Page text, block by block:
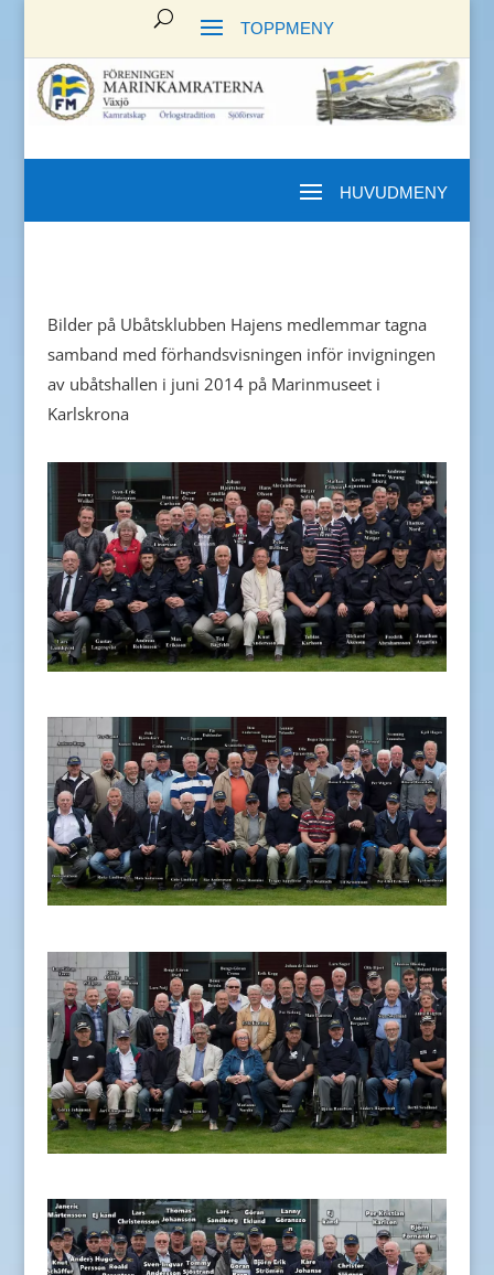
Bilder på Ubåtsklubben Hajens medlemmar tagna
samband med förhandsvisningen inför invigningen
av ubåtshallen i juni 2014 på Marinmuseet i
Karlskrona